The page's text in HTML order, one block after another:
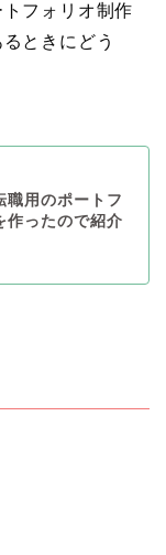
フォリオ制作
ときにどう
職用のポートフ
作ったので紹介